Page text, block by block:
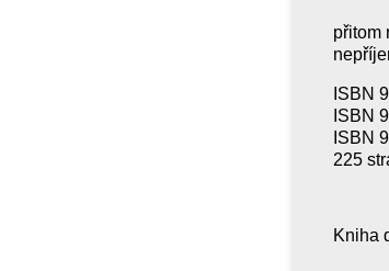
přitom
ISBN
ISBN
ISBN
225
Kniha